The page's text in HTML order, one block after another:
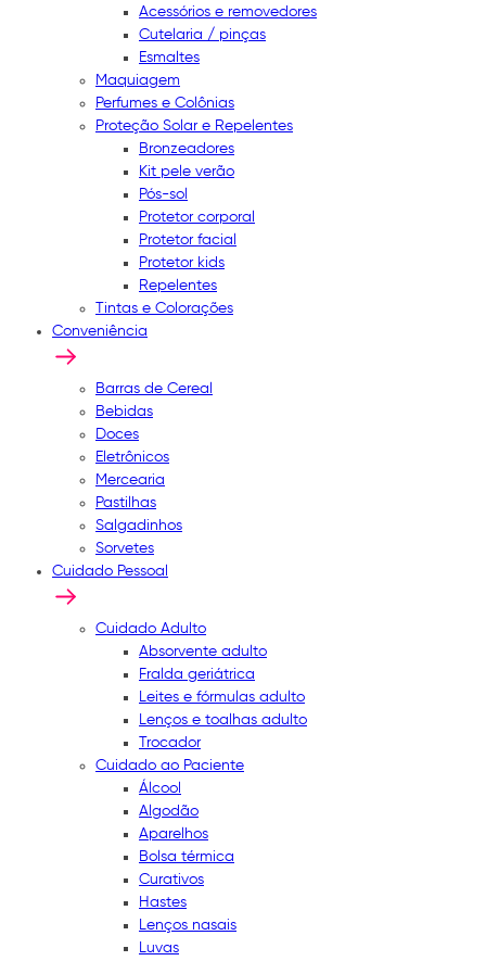
Acessórios e removedores
Cutelaria / pinças
Esmaltes
Maquiagem
Perfumes e Colônias
Proteção Solar e Repelentes
Bronzeadores
Kit pele verão
Pós-sol
Protetor corporal
Protetor facial
Protetor kids
Repelentes
Tintas e Colorações
Conveniência
Barras de Cereal
Bebidas
Doces
Eletrônicos
Mercearia
Pastilhas
Salgadinhos
Sorvetes
Cuidado Pessoal
Cuidado Adulto
Absorvente adulto
Fralda geriátrica
Leites e fórmulas adulto
Lenços e toalhas adulto
Trocador
Cuidado ao Paciente
Álcool
Algodão
Aparelhos
Bolsa térmica
Curativos
Hastes
Lenços nasais
Luvas